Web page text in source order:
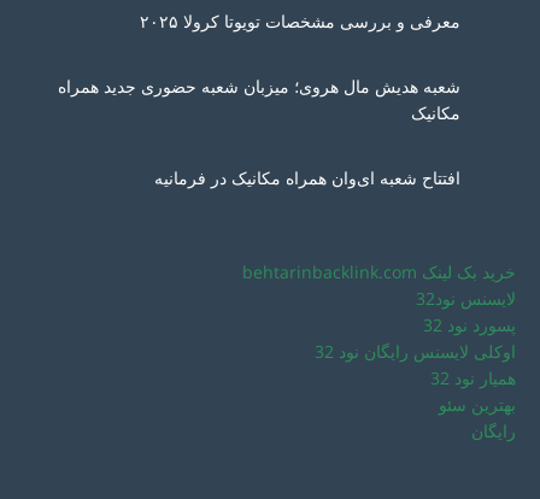
معرفی و بررسی مشخصات تویوتا کرولا ۲۰۲۵
شعبه هدیش مال هروی؛ میزبان شعبه حضوری جدید همراه
مکانیک
افتتاح شعبه ای‌وان همراه مکانیک در فرمانیه
خرید بک لینک behtarinbacklink.com
لایسنس نود32
پسورد نود 32
اوکلی لایسنس رایگان نود 32
همیار نود 32
بهترین سئو
رایگان